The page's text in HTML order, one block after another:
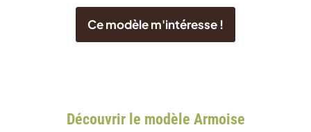
Ce modèle m'intéresse !
Découvrir le modèle Armoise